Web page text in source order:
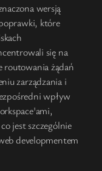
wersją
które
się na
routowania żądań
zarządzania i
wpływ
jest szczególnie
developmentem